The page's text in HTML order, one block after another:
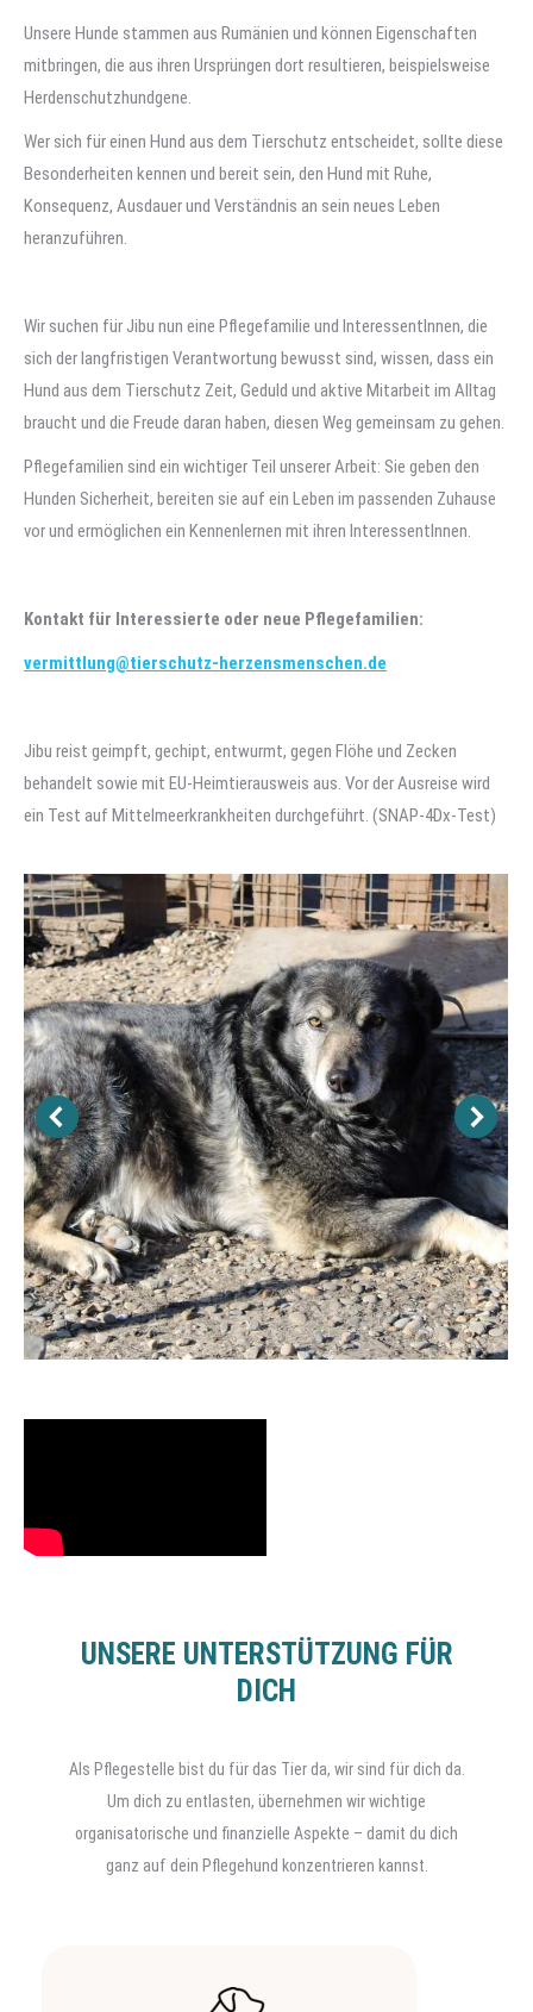
Unsere Hunde stammen aus Rumänien und können Eigenschaften
mitbringen, die aus ihren Ursprüngen dort resultieren, beispielsweise
Herdenschutzhundgene.
Wer sich für einen Hund aus dem Tierschutz entscheidet, sollte diese
Besonderheiten kennen und bereit sein, den Hund mit Ruhe,
Konsequenz, Ausdauer und Verständnis an sein neues Leben
heranzuführen.
Wir suchen für Jibu nun eine Pflegefamilie und InteressentInnen, die
sich der langfristigen Verantwortung bewusst sind, wissen, dass ein
Hund aus dem Tierschutz Zeit, Geduld und aktive Mitarbeit im Alltag
braucht und die Freude daran haben, diesen Weg gemeinsam zu gehen.
Pflegefamilien sind ein wichtiger Teil unserer Arbeit: Sie geben den
Hunden Sicherheit, bereiten sie auf ein Leben im passenden Zuhause
vor und ermöglichen ein Kennenlernen mit ihren InteressentInnen.
Kontakt für Interessierte oder neue Pflegefamilien:
vermittlung@tierschutz-herzensmenschen.de
Jibu reist geimpft, gechipt, entwurmt, gegen Flöhe und Zecken
behandelt sowie mit EU-Heimtierausweis aus. Vor der Ausreise wird
ein Test auf Mittelmeerkrankheiten durchgeführt. (SNAP-4Dx-Test)
UNSERE UNTERSTÜTZUNG FÜR
DICH
Als Pflegestelle bist du für das Tier da, wir sind für dich da.
Um dich zu entlasten, übernehmen wir wichtige
organisatorische und finanzielle Aspekte – damit du dich
ganz auf dein Pflegehund konzentrieren kannst.